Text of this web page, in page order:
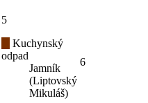
5
Kuchynský
odpad
Jamník
(Liptovský
Mikuláš)
6